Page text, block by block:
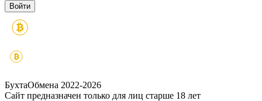
БухтаОбмена 2022-2026
Сайт предназначен только для лиц старше 18 лет